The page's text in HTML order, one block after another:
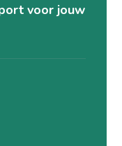
voor jouw